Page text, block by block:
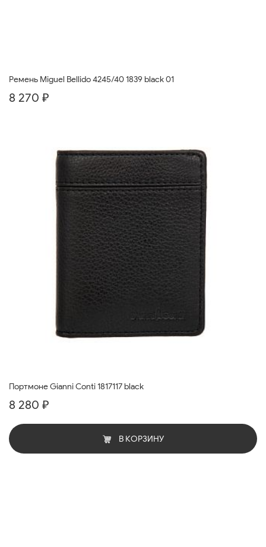
Ремень Miguel Bellido 4245/40 1839 black 01
8 270 ₽
Портмоне Gianni Conti 1817117 black
8 280 ₽
В КОРЗИНУ